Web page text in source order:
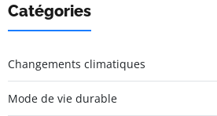
Catégories
Changements climatiques
Mode de vie durable